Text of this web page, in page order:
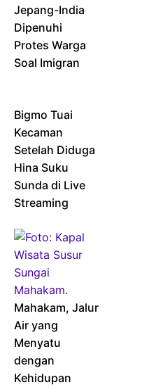
Jepang-India
Dipenuhi
Protes Warga
Soal Imigran
Bigmo Tuai
Kecaman
Setelah Diduga
Hina Suku
Sunda di Live
Streaming
Mahakam, Jalur
Air yang
Menyatu
dengan
Kehidupan